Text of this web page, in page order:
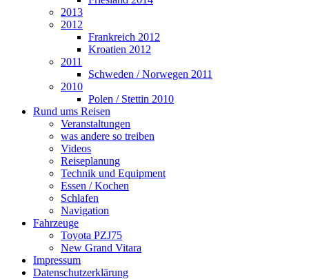
2013
2012
Frankreich 2012
Kroatien 2012
2011
Schweden / Norwegen 2011
2010
Polen / Stettin 2010
Rund ums Reisen
Veranstaltungen
was andere so treiben
Videos
Reiseplanung
Technik und Equipment
Essen / Kochen
Schlafen
Navigation
Fahrzeuge
Toyota PZJ75
New Grand Vitara
Impressum
Datenschutzerklärung